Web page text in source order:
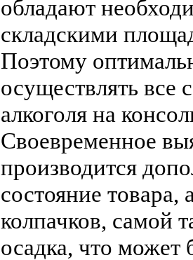
обладают
складскими
Поэтому
осуществлять все
алкоголя на
Своевременное
производится
состояние товара,
колпачков, самой
осадка, что может